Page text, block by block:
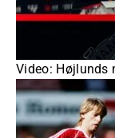
Video: Højlunds